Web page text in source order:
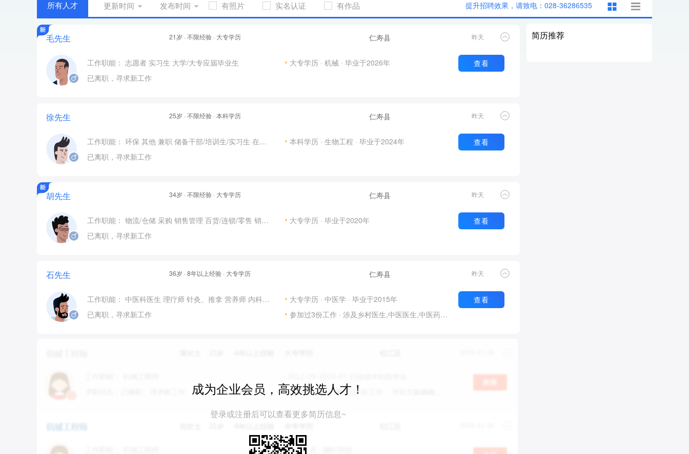
所有人才 更新时间 发布时间 有照片 实名认证 有作品 提升招聘效果，请致电：028-36286535
毛先生 21岁 · 不限经验 · 大专学历 仁寿县 昨天
工作职能： 志愿者 实习生 大学/大专应届毕业生
已离职，寻求新工作
大专学历 · 机械 · 毕业于2026年 查看
徐先生 25岁 · 不限经验 · 本科学历 仁寿县 昨天
工作职能： 环保 其他 兼职 储备干部/培训生/实习生 在校学生
已离职，寻求新工作
本科学历 · 生物工程 · 毕业于2024年 查看
胡先生 34岁 · 不限经验 · 大专学历 仁寿县 昨天
工作职能： 物流/仓储 采购 销售管理 百货/连锁/零售 销售人员
已离职，寻求新工作
大专学历 · 毕业于2020年 查看
石先生 36岁 · 8年以上经验 · 大专学历 仁寿县 昨天
工作职能： 中医科医生 理疗师 针灸、推拿 营养师 内科医生
已离职，寻求新工作
大专学历 · 中医学 · 毕业于2015年
参加过3份工作 · 涉及乡村医生,中医医生,中医药康复理疗等岗位
查看
成为企业会员，高效挑选人才！
登录或注册后可以查看更多简历信息~
简历推荐